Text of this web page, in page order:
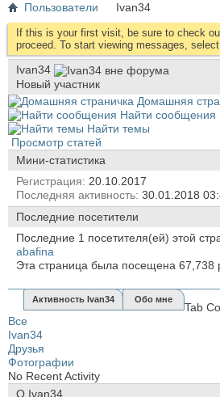
Пользователи Ivan34
If this is your first visit, be sure to check
proceed. To start viewing messages,
Ivan34
Новый участник
Домашняя
Найти сообщения
Найти темы
Просмотр статей
Мини-статистика
Регистрация
20.10.2017
Последняя активность 30.01.2018
Последние посетители
Последние 1 посетителя(ей) этой
abafina
Эта страница была посещена 67,738
Активность Ivan34 Обо мне
Tab
Все
Ivan34
Друзья
Фотографии
No Recent Activity
О Ivan34